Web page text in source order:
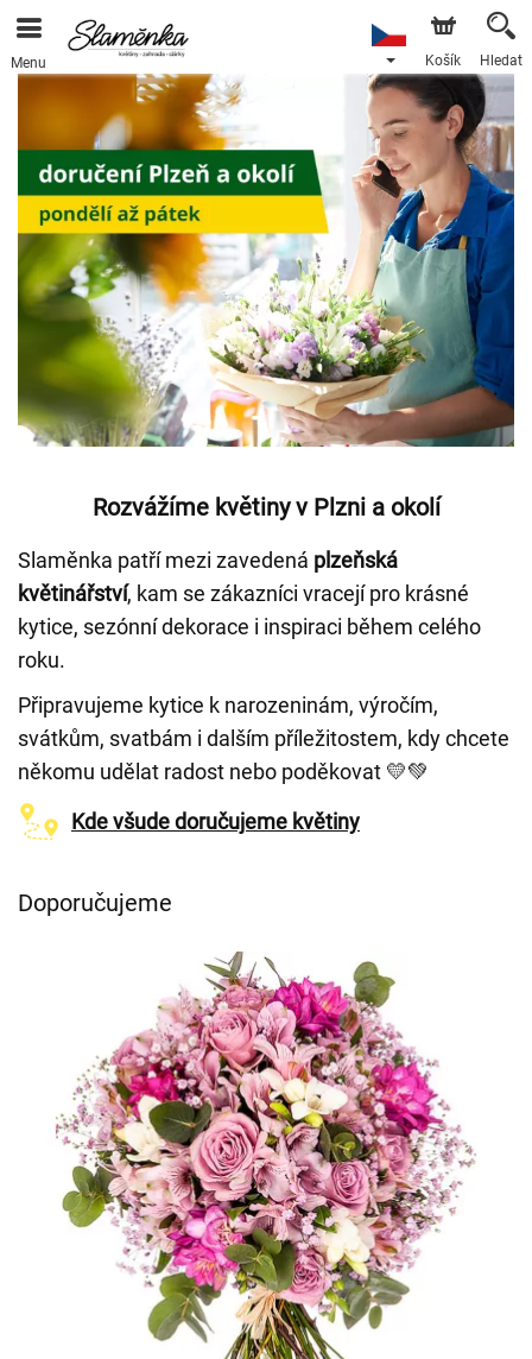
Menu Košík Hledat
Rozvážíme květiny v Plzni a okolí
Slaměnka patří mezi zavedená plzeňská
květinářství, kam se zákazníci vracejí pro krásné
kytice, sezónní dekorace i inspiraci během celého
roku.
Připravujeme kytice k narozeninám, výročím,
svátkům, svatbám i dalším příležitostem, kdy chcete
někomu udělat radost nebo poděkovat 💛💚
Kde všude doručujeme květiny
Doporučujeme